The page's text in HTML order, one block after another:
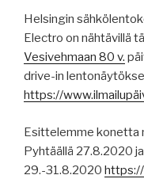
Helsingin
Electro on nähtävillä
Vesivehmaan 80 v.
drive-in
https://
Esittelemme konetta
Pyhtäällä 27.8.2020
29.-31.8.2020